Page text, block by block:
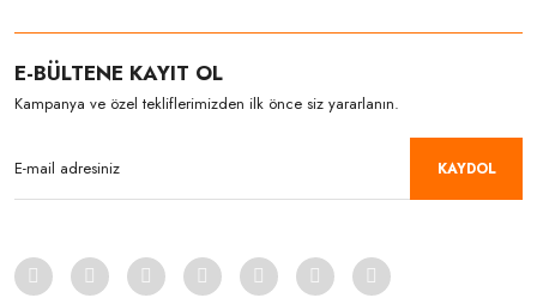
E-BÜLTENE KAYIT OL
Kampanya ve özel tekliflerimizden ilk önce siz yararlanın.
KAYDOL